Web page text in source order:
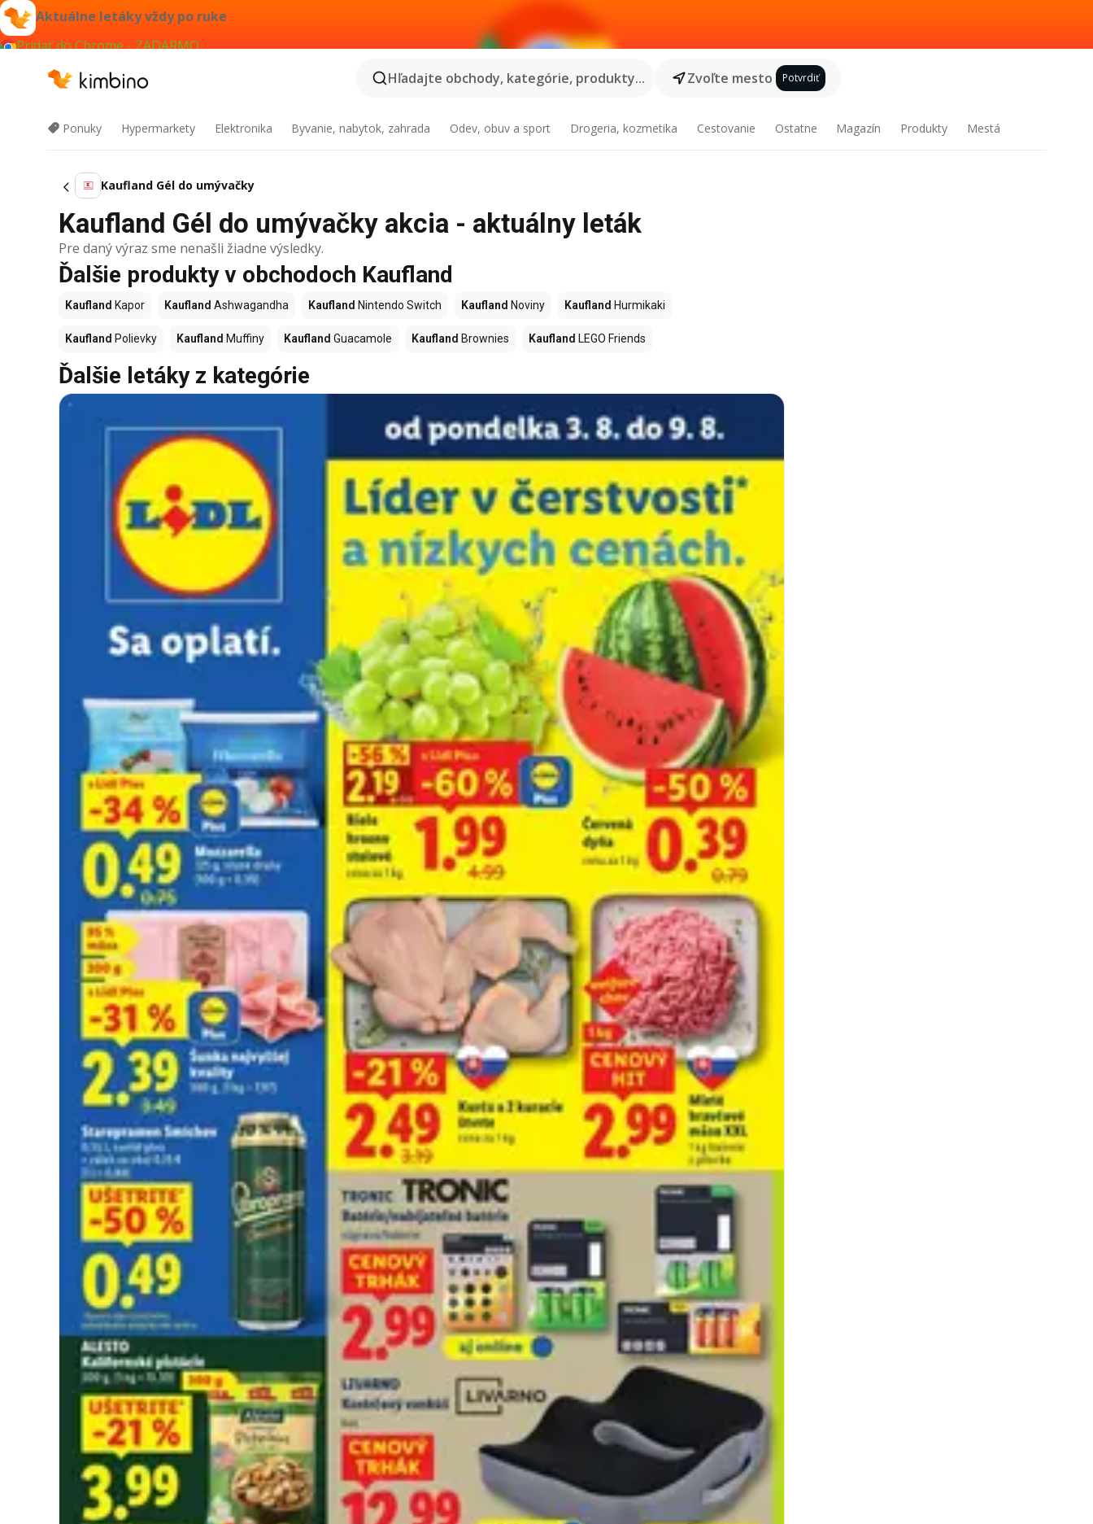
Aktuálne letáky vždy po ruke
Pridať do Chrome - ZADARMO
Hľadajte obchody, kategórie, produkty...
Zvoľte mesto Potvrdiť
Ponuky Hypermarkety Elektronika Byvanie, nabytok, zahrada Odev, obuv a sport Drogeria, kozmetika Cestovanie Ostatne Magazín Produkty Mestá
Kaufland Gél do umývačky
Kaufland Gél do umývačky akcia - aktuálny leták
Pre daný výraz sme nenašli žiadne výsledky.
Ďalšie produkty v obchodoch Kaufland
Kaufland Kapor Kaufland Ashwagandha Kaufland Nintendo Switch Kaufland Noviny Kaufland Hurmikaki
Kaufland Polievky Kaufland Muffiny Kaufland Guacamole Kaufland Brownies Kaufland LEGO Friends
Ďalšie letáky z kategórie